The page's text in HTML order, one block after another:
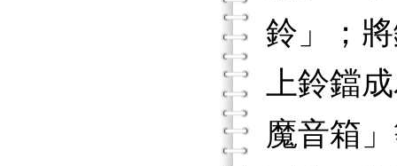
鈴」；
上鈴鐺
魔音箱